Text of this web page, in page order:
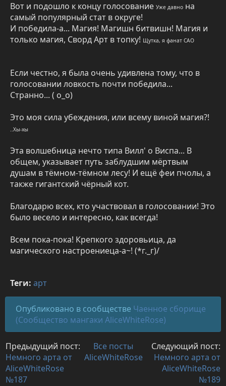
Вот и подошло к концу голосование Уже давно на
самый популярный стат в округе!
И победила-а... Магия! Магишн битвишн! Магия и
только магия, Сворд Арт в топку! Щутка, я фанат САО
Если честно, я была очень удивлена тому, что в
голосовании ловкость почти победила...
Странно... ( о_о)
Это моя сила убеждения, или всему виной магия?!
..Хы-хы
Эта волшебница нечто типа Вилл' о Виспа... В
общем, указывает путь заблудшим мёртвым
душам в тёмном-тёмном лесу! И ещё феи пчолы, а
также гигантский чёрный кот.
Благодарю всех, кто участвовал в голосовании! Это
было весело и интересно, как всегда!
Всем пока-пока! Крепкого здоровьица, да
магического настроениеца-а~! (*г._г)/
Теги: арт
Опубликовано в сообществе Чаенное сборище
(Сообщество мангаки AliceWhiteRose)
Предыдущий пост:
Немного арта от
AliceWhiteRose
№187
Все посты
AliceWhiteRose
Следующий пост:
Немного арта от
AliceWhiteRose
№189